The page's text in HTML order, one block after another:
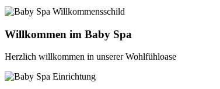
Willkommen im Baby Spa
Herzlich willkommen in unserer Wohlfühloase